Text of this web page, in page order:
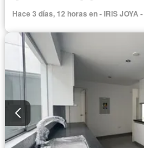
Terraza
Hace 3 días, 12 horas en - IRIS JOYA